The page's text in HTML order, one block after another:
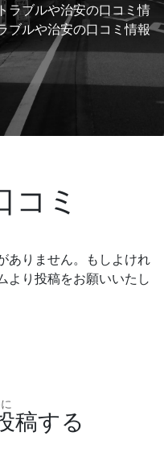
ラブルや治安の口コミ情
ブルや治安の口コミ情報
コミ
ありません。もしよけれ
より投稿をお願いいたし
稿する